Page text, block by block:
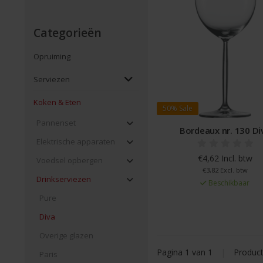
Categorieën
Opruiming
Serviezen
Koken & Eten
Pannenset
Elektrische apparaten
Voedsel opbergen
Drinkserviezen
Pure
Diva
Overige glazen
Paris
50% Sale
Bordeaux nr. 130
€4,62 Incl. btw
€3,82 Excl. btw
Beschikbaar
Pagina 1 van 1